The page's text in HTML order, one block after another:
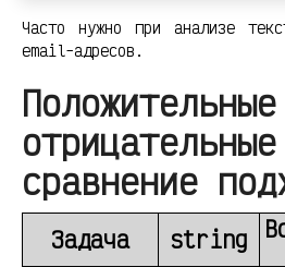
Часто нужно при анализе
email-адресов.
сравнение
Задача string